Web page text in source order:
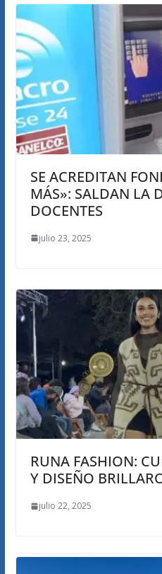
SE ACREDITAN
MÁS»: SALDAN LA
DOCENTES
julio 23, 2025
RUNA FASHION:
Y DISEÑO
julio 22, 2025